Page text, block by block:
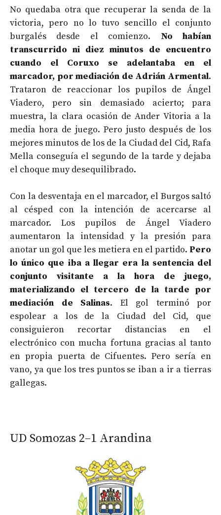
No quedaba otra que recuperar la senda de la
victoria, pero no lo tuvo sencillo el conjunto
burgalés desde el comienzo. No habían
transcurrido ni diez minutos de encuentro
cuando el Coruxo se adelantaba en el
marcador, por mediación de Adrián Armental.
Trataron de reaccionar los pupilos de Ángel
Viadero, pero sin demasiado acierto; para
muestra, la clara ocasión de Ander Vitoria a la
media hora de juego. Pero justo después de los
mejores minutos de los de la Ciudad del Cid, Rafa
Mella conseguía el segundo de la tarde y dejaba
el choque muy desequilibrado.
Con la desventaja en el marcador, el Burgos saltó
al césped con la intención de acercarse al
marcador. Los pupilos de Ángel Viadero
aumentaron la intensidad y la presión para
anotar un gol que les metiera en el partido. Pero
lo único que iba a llegar era la sentencia del
conjunto visitante a la hora de juego,
materializando el tercero de la tarde por
mediación de
Salinas. El gol terminó por
espolear a los de la Ciudad del Cid, que
consiguieron recortar distancias en el
electrónico con mucha fortuna gracias al tanto
en propia puerta de Cifuentes. Pero sería en
vano, ya que los tres puntos se iban a ir a tierras
gallegas.
UD Somozas 2–1 Arandina